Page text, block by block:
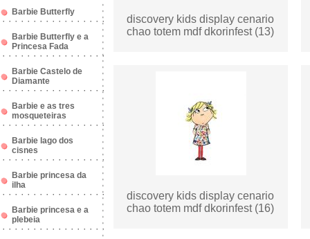
Barbie Butterfly
Barbie Butterfly e a
Princesa Fada
Barbie Castelo de
Diamante
Barbie e as tres
mosqueteiras
Barbie lago dos
cisnes
Barbie princesa da
ilha
Barbie princesa e a
plebeia
discovery kids display cenario
chao totem mdf dkorinfest (13)
discovery kids display cenario
chao totem mdf dkorinfest (16)